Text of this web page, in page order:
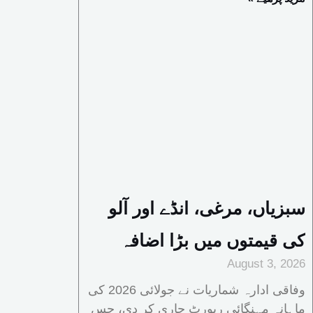
سبزیاں، مرغی، انڈے اور آلو
کی قیمتوں میں بڑا اضافہ
August 3, 2026
وفاقی ادارہ شماریات نے جولائی 2026 کی
ماہانہ مہنگائی رپورٹ جاری کر دی، جس